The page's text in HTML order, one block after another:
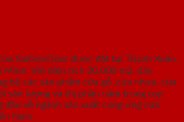
SaiGonDoor được đặt tại Thạnh Xuân,
Minh. Với diện tích 20.000 m2, dây
bộ các sản phẩm cửa gỗ ,cửa nhựa, cửa
sản lượng và thị phần nằm trong top
đầu về ngành sản xuất cung ứng cửa
Nam.